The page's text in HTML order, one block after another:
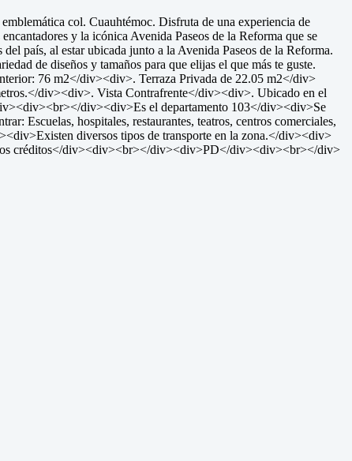
col. Cuauhtémoc. Disfruta de una experiencia de
y la icónica Avenida Paseos de la Reforma que se
país, al estar ubicada junto a la Avenida Paseos de la Reforma.
de diseños y tamaños para que elijas el que más te guste.
76 m2</div><div>. Terraza Privada de 22.05 m2</div>
div><div>. Vista Contrafrente</div><div>. Ubicado en el
div><div>Es el departamento 103</div><div>Se
Escuelas, hospitales, restaurantes, teatros, centros comerciales,
diversos tipos de transporte en la zona.</div><div>
créditos</div><div><br></div><div>PD</div><div><br></div>